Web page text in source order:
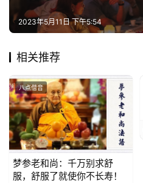
寺
院
礼
视
频
纪
录
2023年5月11日 下午5:54
相关推荐
八点僧音
梦参老和尚：千万别求舒
服，舒服了就使你不长寿！